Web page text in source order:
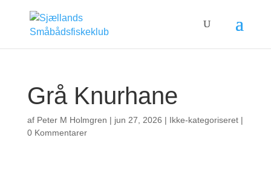
Grå Knurhane
af Peter M Holmgren | jun 27, 2026 | Ikke-kategoriseret |
0 Kommentarer